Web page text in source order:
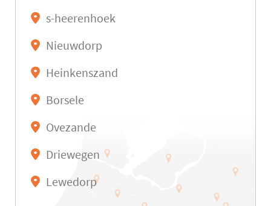
s-heerenhoek
Nieuwdorp
Heinkenszand
Borsele
Ovezande
Driewegen
Lewedorp